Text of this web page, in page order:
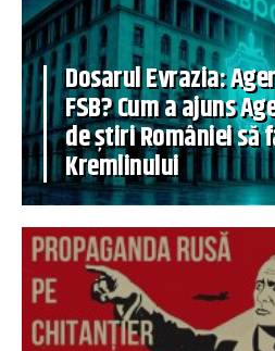
Dosarul Evrazia:
FSB? Cum a ajuns
de știri României să
Kremlinului